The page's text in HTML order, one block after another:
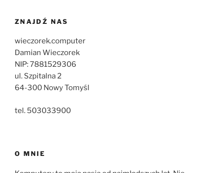
ZNAJDŹ NAS
wieczorek.computer
Damian Wieczorek
NIP: 7881529306
ul. Szpitalna 2
64-300 Nowy Tomyśl
tel. 503033900
O MNIE